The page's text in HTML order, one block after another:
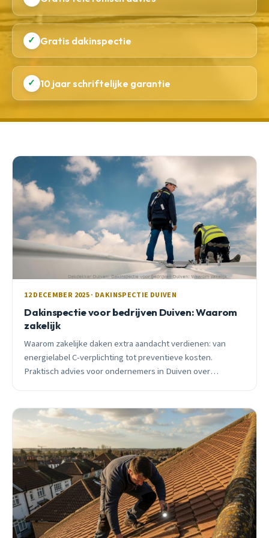
✓ Gratis dakinspectie
✓ 10 jaar schriftelijke garantie
12 DECEMBER 2025 · DAKINSPECTIE DUIVEN
Dakinspectie voor bedrijven Duiven: Waarom
zakelijk
Waarom zakelijke daken extra aandacht verdienen: van
energielabel C-verplichting tot preventieve kosten.
Praktisch advies voor ondernemers in Duiven over